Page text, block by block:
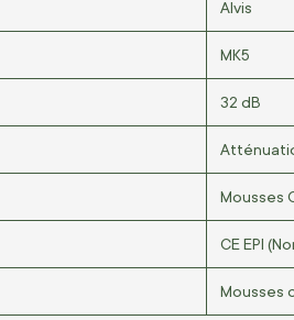
Alvis
MK5
32 dB
Mousses
CE EPI
Mousses